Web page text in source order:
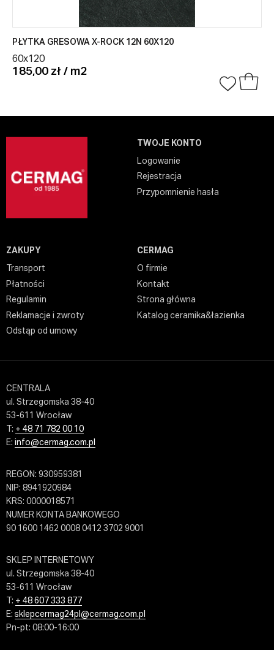
PŁYTKA GRESOWA X-ROCK 12N 60X120
60x120
185,00 zł / m2
TWOJE KONTO
Logowanie
Rejestracja
Przypomnienie hasła
ZAKUPY
Transport
Płatności
Regulamin
Reklamacje i zwroty
Odstąp od umowy
CERMAG
O firmie
Kontakt
Strona główna
Katalog ceramika&łazienka
CENTRALA
ul. Strzegomska 38-40
53-611 Wrocław
T: + 48 71 782 00 10
E: info@cermag.com.pl
REGON: 930959381
NIP: 8941920984
KRS: 0000018571
NUMER KONTA BANKOWEGO
90 1600 1462 0008 0412 3702 9001
SKLEP INTERNETOWY
ul. Strzegomska 38-40
53-611 Wrocław
T: + 48 607 333 877
E: sklepcermag24pl@cermag.com.pl
Pn-pt: 08:00-16:00